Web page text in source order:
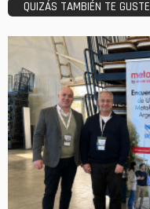
QUIZÁS TAMBIÉN TE GUSTE